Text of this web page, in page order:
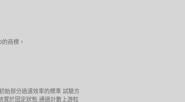
商標。
始部分過濾效率的標準 試驗方
置於固定狀態,通過計數上游粒